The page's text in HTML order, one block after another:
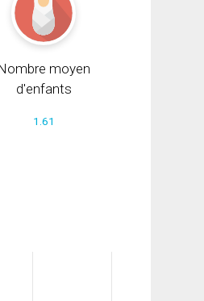
moyen
d'enfants
1.61